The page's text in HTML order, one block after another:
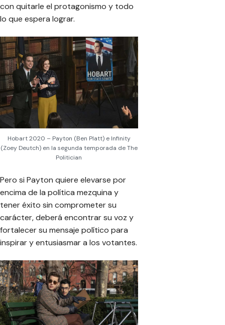
con quitarle el protagonismo y todo
lo que espera lograr.
Hobart 2020 – Payton (Ben Platt) e Infinity
(Zoey Deutch) en la segunda temporada de The
Politician
Pero si Payton quiere elevarse por
encima de la política mezquina y
tener éxito sin comprometer su
carácter, deberá encontrar su voz y
fortalecer su mensaje político para
inspirar y entusiasmar a los votantes.